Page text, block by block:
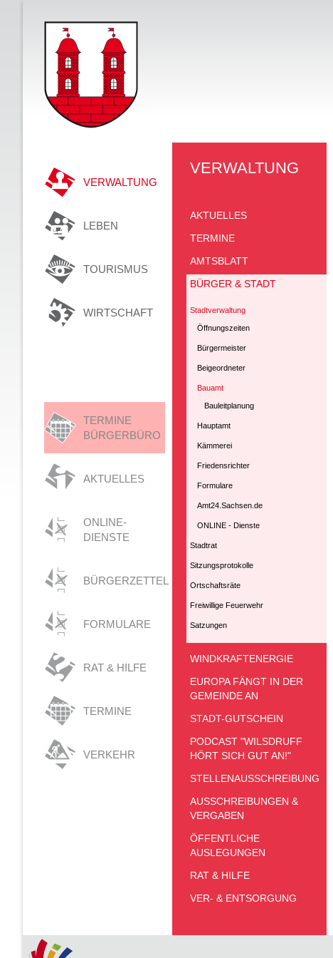
VERWALTUNG
LEBEN
TOURISMUS
WIRTSCHAFT
TERMINE
BÜRGERBÜRO
AKTUELLES
ONLINE-
DIENSTE
BÜRGERZETTEL
FORMULARE
RAT & HILFE
TERMINE
VERKEHR
VERWALTUNG
AKTUELLES
TERMINE
AMTSBLATT
BÜRGER & STADT
Stadtverwaltung
Öffnungszeiten
Bürgermeister
Beigeordneter
Bauamt
Bauleitplanung
Hauptamt
Kämmerei
Friedensrichter
Formulare
Amt24.Sachsen.de
ONLINE - Dienste
Stadtrat
Sitzungsprotokolle
Ortschaftsräte
Freiwillige Feuerwehr
Satzungen
WINDKRAFTENERGIE
EUROPA FÄNGT IN DER
GEMEINDE AN
STADT-GUTSCHEIN
PODCAST "WILSDRUFF
HÖRT SICH GUT AN!"
STELLENAUSSCHREIBUNG
AUSSCHREIBUNGEN &
VERGABEN
ÖFFENTLICHE
AUSLEGUNGEN
RAT & HILFE
VER- & ENTSORGUNG